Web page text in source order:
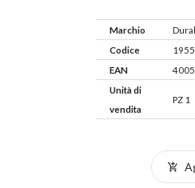
Marchio
Codice
EAN
Unità di
vendita
PZ 1